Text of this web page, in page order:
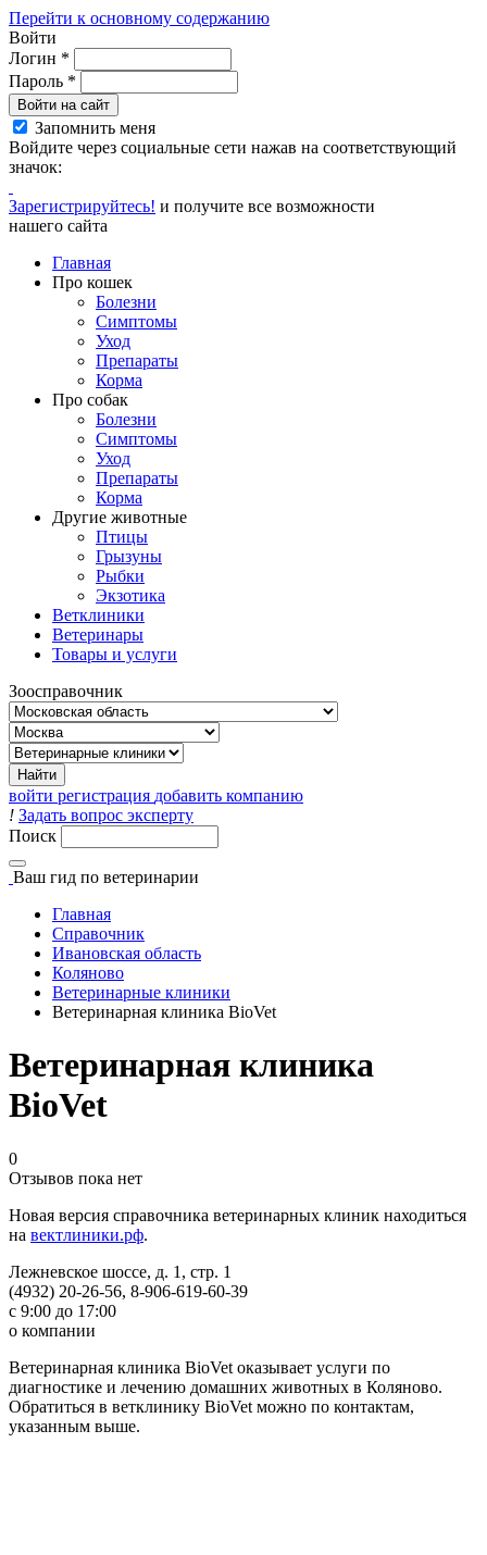
Перейти к основному содержанию
Войти
Логин *
Пароль *
Войти на сайт
Запомнить меня
Войдите через социальные сети нажав на соответствующий
значок:
Зарегистрируйтесь! и получите все возможности
нашего сайта
Главная
Про кошек
Болезни
Симптомы
Уход
Препараты
Корма
Про собак
Болезни
Симптомы
Уход
Препараты
Корма
Другие животные
Птицы
Грызуны
Рыбки
Экзотика
Ветклиники
Ветеринары
Товары и услуги
Зоосправочник
войти регистрация добавить компанию
! Задать вопрос эксперту
Поиск
Ваш гид по ветеринарии
Главная
Справочник
Ивановская область
Коляново
Ветеринарные клиники
Ветеринарная клиника BioVet
Ветеринарная клиника
BioVet
0
Отзывов пока нет
Новая версия справочника ветеринарных клиник находиться
на вектлиники.рф.
Лежневское шоссе, д. 1, стр. 1
(4932) 20-26-56, 8-906-619-60-39
с 9:00 до 17:00
о компании
Ветеринарная клиника BioVet оказывает услуги по
диагностике и лечению домашних животных в Коляново.
Обратиться в ветклинику BioVet можно по контактам,
указанным выше.